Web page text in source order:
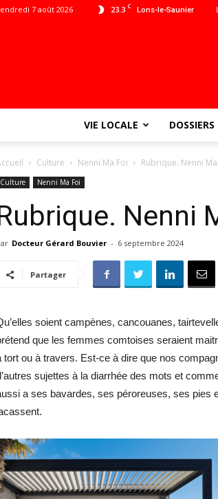
23.3 C Lons-le-Saunier
7 août 2026
VIE LOCALE DOSSIERS
Culture Nenni Ma Foi Rubrique. Nenni
Culture Nenni Ma Foi
Nenni
Docteur Gérard Bouvier - 6 septembre 2024
Partager
soient campènes, cancouanes,
que les femmes comtoises seraient
tort ou à travers. Est-ce à dire que nos
sujettes à la diarrhée des mots et
a ses bavardes, ses péroreuses, ses pies